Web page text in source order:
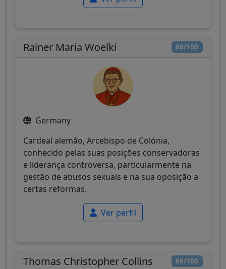
68/100
Rainer Maria Woelki
Germany
Cardeal alemão, Arcebispo de Colónia,
conhecido pelas suas posições conservadoras
e liderança controversa, particularmente na
gestão de abusos sexuais e na sua oposição a
certas reformas.
Ver perfil
66/100
Thomas Christopher Collins